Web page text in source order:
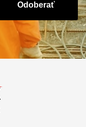
Odoberať